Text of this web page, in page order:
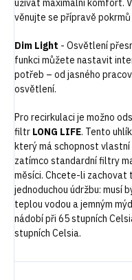
užívat maximální komfort.
věnujte se přípravě
Dim Light - Osvětlení
funkci můžete nastavit
potřeb – od jasného
osvětlení.
Pro recirkulaci je možno
filtr LONG LIFE. Tento
který má schopnost
zatímco standardní filtry
měsíci. Chcete-li
jednoduchou údržbu: musí
teplou vodou a jemným
nádobí při 65 stupních
stupních Celsia.